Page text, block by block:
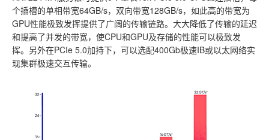
个插槽的单相带宽64GB/s，双向带宽128GB/s，如此高的带宽为
GPU性能极致发挥提供了广阔的传输链路。大大降低了传输的延迟
和提高了并发的带宽，使CPU和GPU及存储的性能可以极致发
挥。另外在PCIe 5.0加持下，可以选配400Gb极速IB或以太网络实
现集群极速交互传输。